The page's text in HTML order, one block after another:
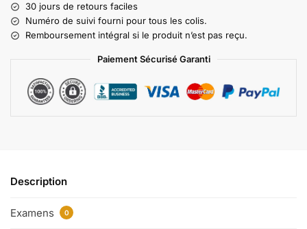
30 jours de retours faciles
Numéro de suivi fourni pour tous les colis.
Remboursement intégral si le produit n’est pas reçu.
Paiement Sécurisé Garanti
Description
Examens 0